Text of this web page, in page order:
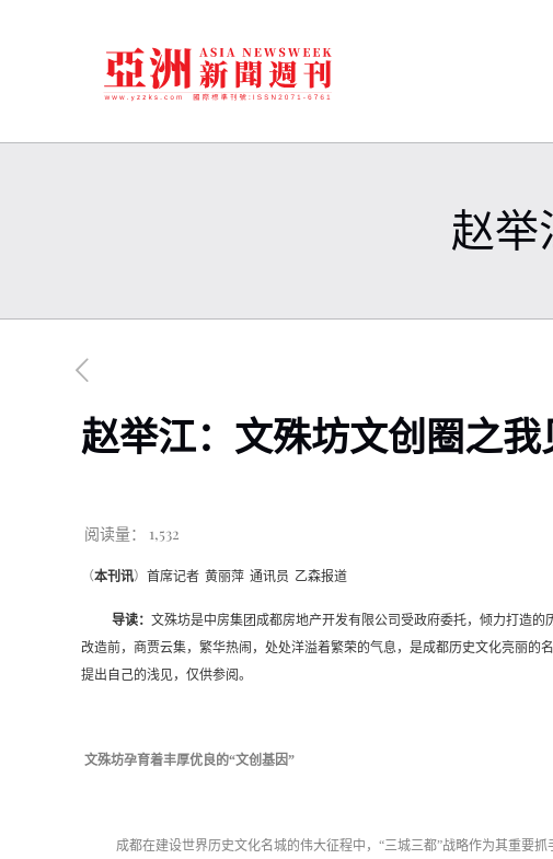
赵举
赵举江：文殊坊文创圈之我
阅读量： 1,532
（本刊讯）首席记者 黄丽萍 通讯员 乙森报道
导读：文殊坊是中房集团成都房地产开发有限公司受政府委托，倾力打造
改造前，商贾云集，繁华热闹，处处洋溢着繁荣的气息，是成都历史文化亮丽
提出自己的浅见，仅供参阅。
文殊坊孕育着丰厚优良的“文创基因”
成都在建设世界历史文化名城的伟大征程中，“三城三都”战略作为其重要